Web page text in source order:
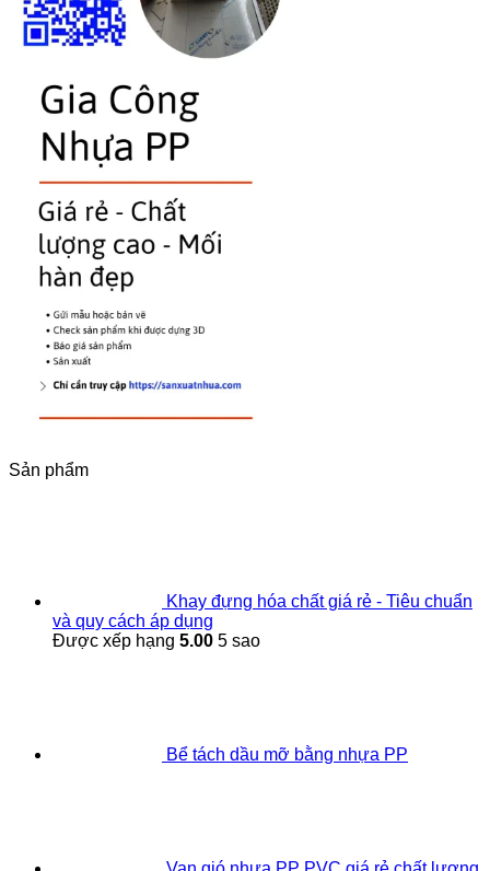
Sản phẩm
Khay đựng hóa chất giá rẻ - Tiêu chuẩn
và quy cách áp dụng
Được xếp hạng 5.00 5 sao
Bể tách dầu mỡ bằng nhựa PP